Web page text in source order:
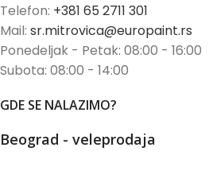
Telefon: +381 65 2711 301
Mail: sr.mitrovica@europaint.rs
Ponedeljak - Petak: 08:00 - 16:00
Subota: 08:00 - 14:00
GDE SE NALAZIMO?
Beograd - veleprodaja